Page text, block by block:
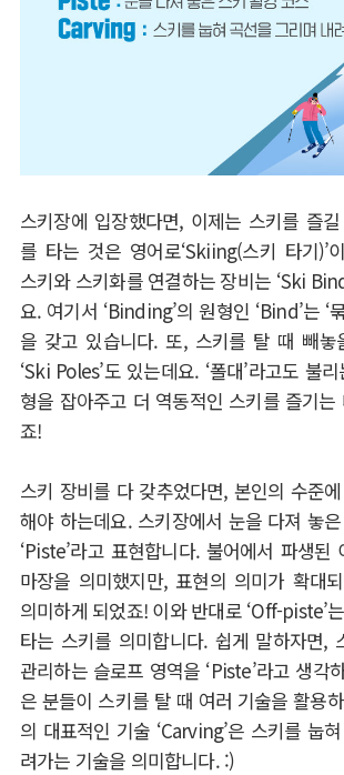
스키장에 입장했다면, 이제는 스키를 즐
를 타는 것은 영어로‘Skiing(스키 타기)’
스키와 스키화를 연결하는 장비는 ‘Ski
요. 여기서 ‘Binding’의 원형인 ‘Bind’는 ‘
을 갖고 있습니다.또, 스키를 탈 때 빼
‘Ski Poles’도 있는데요. ‘폴대’라고도 불리
형을 잡아주고 더 역동적인 스키를 즐기
죠!
스키 장비를 다 갖추었다면, 본인의 수준
해야 하는데요. 스키장에서 눈을 다져 놓
‘Piste’라고 표현합니다. 불어에서 파생된
마장을 의미했지만,표현의 의미가 확대
의미하게 되었죠! 이와 반대로‘Off-piste’
타는 스키를 의미합니다. 쉽게 말하자면,
관리하는 슬로프 영역을 ‘Piste’라고 생각
은 분들이 스키를 탈 때 여러 기술을 활용
의 대표적인 기술 ‘Carving’은 스키를 눕
려가는 기술을 의미합니다. :)